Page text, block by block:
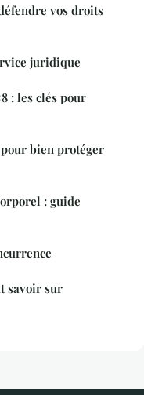
vos droits
juridique
: les clés pour
bien protéger
: guide
savoir sur